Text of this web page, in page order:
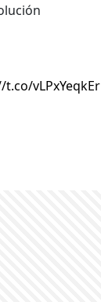
vLPxYeqkEr